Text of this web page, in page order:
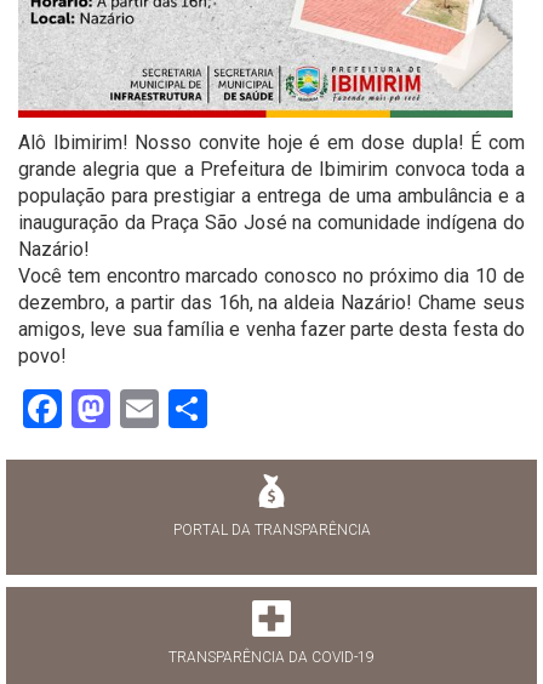
Alô Ibimirim! Nosso convite hoje é em dose dupla! É com
grande alegria que a Prefeitura de Ibimirim convoca toda a
população para prestigiar a entrega de uma ambulância e a
inauguração da Praça São José na comunidade indígena do
Nazário!
Você tem encontro marcado conosco no próximo dia 10 de
dezembro, a partir das 16h, na aldeia Nazário! Chame seus
amigos, leve sua família e venha fazer parte desta festa do
povo!
Facebook
Mastodon
Email
PORTAL DA TRANSPARÊNCIA
TRANSPARÊNCIA DA COVID-19